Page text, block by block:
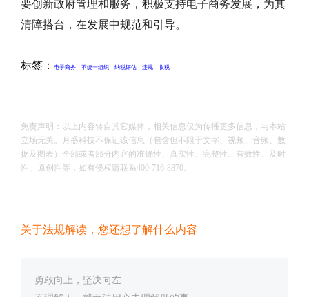
要创新政府管理和服务，积极支持电子商务发展，为其
清障搭台，在发展中规范和引导。
标签： 电子商务 不统一组织 纳税评估 违规 收税
免责声明：以上内容转自其它媒体，相关信息仅为传播更多信息，与本站
立场无关。月盛科技不保证该信息（包含但不限于文字、视频、音频、数
据及图表）全部或者部分内容的准确性、真实性、完整性、有效性、及时
性、原创性等，如有侵权请联系400-716-8870。
关于法规解读，您还想了解什么内容
勇敢向上，坚决向左